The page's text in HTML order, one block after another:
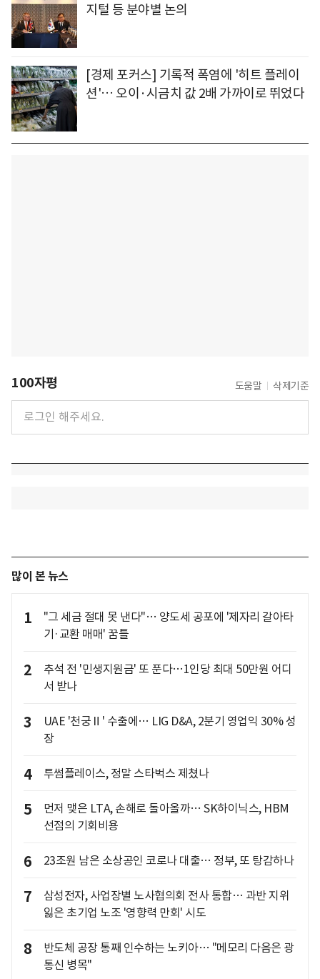
지털 등 분야별 논의
[경제 포커스] 기록적 폭염에 '히트 플레이
션'… 오이·시금치 값 2배 가까이로 뛰었다
100자평 도움말 삭제기준
많이 본 뉴스
1
"그 세금 절대 못 낸다"… 양도세 공포에 '제자리 갈아타
기·교환 매매' 꿈틀
2
추석 전 '민생지원금' 또 푼다…1인당 최대 50만원 어디
서 받나
3
UAE '천궁Ⅱ' 수출에… LIG D&A, 2분기 영업익 30% 성
장
4 투썸플레이스, 정말 스타벅스 제쳤나
5
먼저 맺은 LTA, 손해로 돌아올까… SK하이닉스, HBM
선점의 기회비용
6 23조원 남은 소상공인 코로나 대출… 정부, 또 탕감하나
7
삼성전자, 사업장별 노사협의회 전사 통합… 과반 지위
잃은 초기업 노조 '영향력 만회' 시도
8
반도체 공장 통째 인수하는 노키아… "메모리 다음은 광
통신 병목"